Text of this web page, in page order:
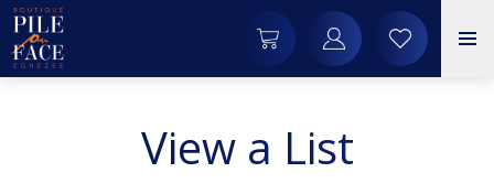
View a List